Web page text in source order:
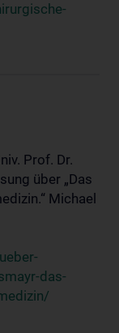
Prof. Dr.
über „Das
Michael
das-